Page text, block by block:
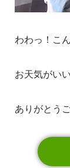
わわっ！こ
お天気がい
ありがとう